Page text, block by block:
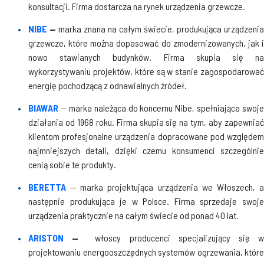
konsultacji. Firma dostarcza na rynek urządzenia grzewcze.
NIBE — marka znana na całym świecie, produkująca urządzenia
grzewcze, które można dopasować do zmodernizowanych, jak i
nowo stawianych budynków. Firma skupia się na
wykorzystywaniu projektów, które są w stanie zagospodarować
energię pochodzącą z odnawialnych źródeł.
BIAWAR — marka należąca do koncernu Nibe, spełniająca swoje
działania od 1968 roku. Firma skupia się na tym, aby zapewniać
klientom profesjonalne urządzenia dopracowane pod względem
najmniejszych detali, dzięki czemu konsumenci szczególnie
cenią sobie te produkty.
BERETTA — marka projektująca urządzenia we Włoszech, a
następnie produkująca je w Polsce. Firma sprzedaje swoje
urządzenia praktycznie na całym świecie od ponad 40 lat.
ARISTON — włoscy producenci specjalizujący się w
projektowaniu energooszczędnych systemów ogrzewania, które